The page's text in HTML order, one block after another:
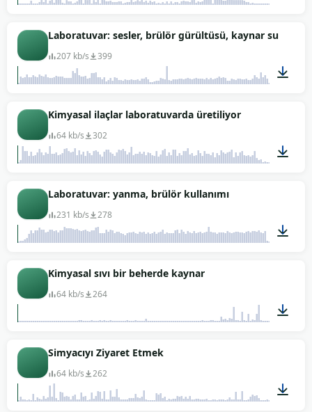
00:01
Laboratuvar: sesler, brülör gürültüsü, kaynar su
207 kb/s 399
Kimyasal ilaçlar laboratuvarda üretiliyor
64 kb/s 302
Laboratuvar: yanma, brülör kullanımı
231 kb/s 278
Kimyasal sıvı bir beherde kaynar
64 kb/s 264
Simyacıyı Ziyaret Etmek
64 kb/s 262